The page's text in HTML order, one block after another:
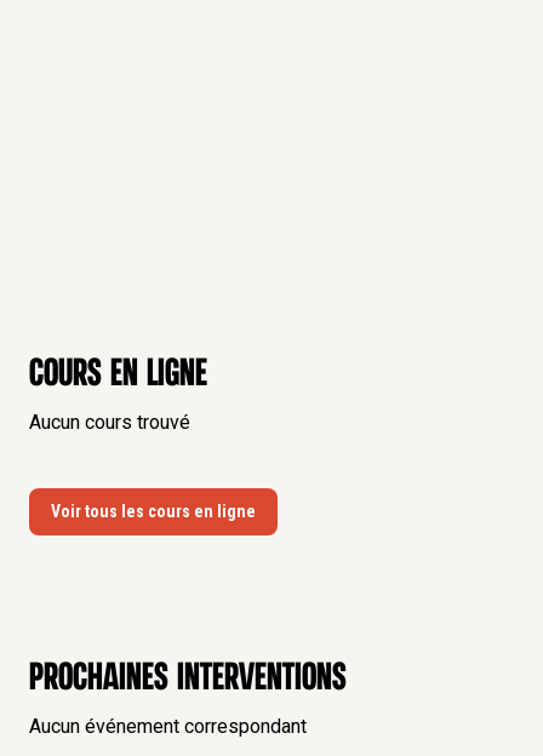
Cours en ligne
Aucun cours trouvé
Voir tous les cours en ligne
Prochaines interventions
Aucun événement correspondant